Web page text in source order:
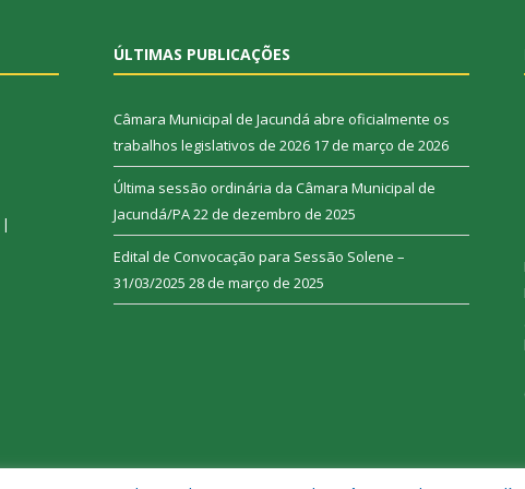
ÚLTIMAS PUBLICAÇÕES
Câmara Municipal de Jacundá abre oficialmente os
trabalhos legislativos de 2026 17 de março de 2026
Última sessão ordinária da Câmara Municipal de
Jacundá/PA22 de dezembro de 2025
Edital de Convocação para Sessão Solene –
31/03/2025 28 de março de 2025